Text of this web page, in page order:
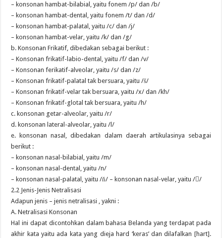
– konsonan hambat-bilabial, yaitu fonem /p/ dan /b/
– konsonan hambat-dental, yaitu fonem /t/ dan /d/
– konsonan hambat-palatal, yaitu /c/ dan /j/
– konsonan hambat-velar, yaitu /k/ dan /g/
b. Konsonan Frikatif, dibedakan sebagai berikut :
– Konsonan frikatif-labio-dental, yaitu /f/ dan /v/
– Konsonan ferikatif-alveolar, yaitu /s/ dan /z/
– Konsonan frikatif-palatal tak bersuara, yaitu /š/
– Konsonan frikatif-velar tak bersuara, yaitu /x/ dan /kh/
– Konsonan frikatif-glotal tak bersuara, yaitu /h/
c. konsonan getar-alveolar, yaitu /r/
d. konsonan lateral-alveolar, yaitu /l/
e. konsonan nasal, dibedakan dalam daerah artikulasinya sebagai
berikut :
– konsonan nasal-bilabial, yaitu /m/
– konsonan nasal-dental, yaitu /n/
– konsonan nasal-palatal, yaitu /ň/ – konsonan nasal-velar, yaitu //
2.2 Jenis-Jenis Netralisasi
Adapun jenis – jenis netralisasi , yakni :
A. Netralisasi Konsonan
Hal ini dapat dicontohkan dalam bahasa Belanda yang terdapat pada
akhir kata yaitu ada kata yang dieja hard ‘keras’ dan dilafalkan [hart].